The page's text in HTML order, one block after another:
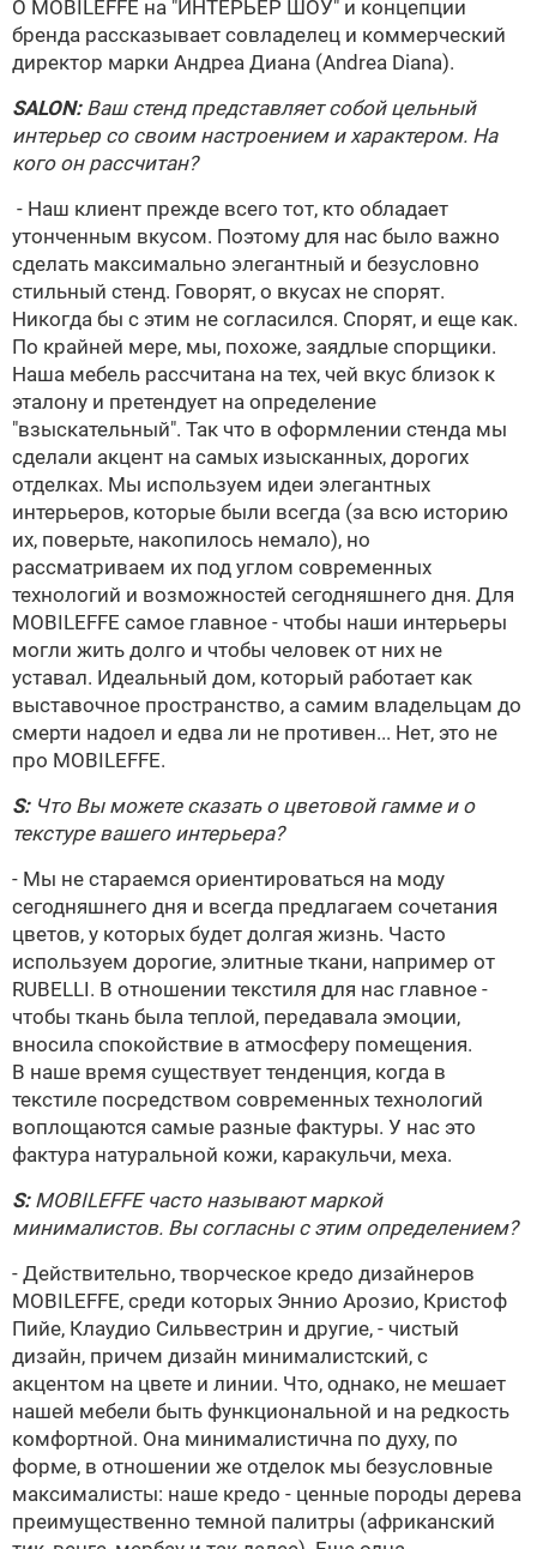
О MOBILEFFE на "ИНТЕРЬЕР ШОУ" и концепции
бренда рассказывает совладелец и коммерческий
директор марки Андреа Диана (Andrea Diana).
SALON:Ваш стенд представляет собой цельный
интерьер со своим настроением и характером. На
кого он рассчитан?
- Наш клиент прежде всего тот, кто обладает
утонченным вкусом. Поэтому для нас было важно
сделать максимально элегантный и безусловно
стильный стенд. Говорят, о вкусах не спорят.
Никогда бы с этим не согласился. Спорят, и еще как.
По крайней мере, мы, похоже, заядлые спорщики.
Наша мебель рассчитана на тех, чей вкус близок к
эталону и претендует на определение
"взыскательный". Так что в оформлении стенда мы
сделали акцент на самых изысканных, дорогих
отделках. Мы используем идеи элегантных
интерьеров, которые были всегда (за всю историю
их, поверьте, накопилось немало), но
рассматриваем их под углом современных
технологий и возможностей сегодняшнего дня. Для
MOBILEFFE самое главное - чтобы наши интерьеры
могли жить долго и чтобы человек от них не
уставал. Идеальный дом, который работает как
выставочное пространство, а самим владельцам до
смерти надоел и едва ли не противен... Нет, это не
про MOBILEFFE.
S:Что Вы можете сказать о цветовой гамме и о
текстуре вашего интерьера?
- Мы не стараемся ориентироваться на моду
сегодняшнего дня и всегда предлагаем сочетания
цветов, у которых будет долгая жизнь. Часто
используем дорогие, элитные ткани, например от
RUBELLI. В отношении текстиля для нас главное -
чтобы ткань была теплой, передавала эмоции,
вносила спокойствие в атмосферу помещения.
В наше время существует тенденция, когда в
текстиле посредством современных технологий
воплощаются самые разные фактуры. У нас это
фактура натуральной кожи, каракульчи, меха.
S: MOBILEFFEчасто называют маркой
минималистов. Вы согласны с этим определением?
- Действительно, творческое кредо дизайнеров
MOBILEFFE, среди которых Эннио Арозио, Кристоф
Пийе, Клаудио Сильвестрин и другие, - чистый
дизайн, причем дизайн минималистский, с
акцентом на цвете и линии. Что, однако, не мешает
нашей мебели быть функциональной и на редкость
комфортной. Она минималистична по духу, по
форме, в отношении же отделок мы безусловные
максималисты: наше кредо - ценные породы дерева
преимущественно темной палитры (африканский